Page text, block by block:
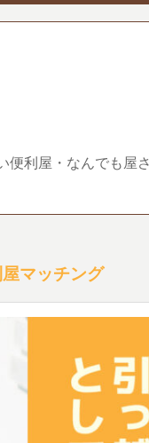
便利屋・なんでも屋
マッチング